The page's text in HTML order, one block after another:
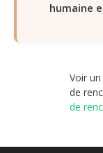
humaine
Voir
de
de